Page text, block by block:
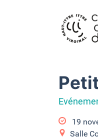
19
Salle